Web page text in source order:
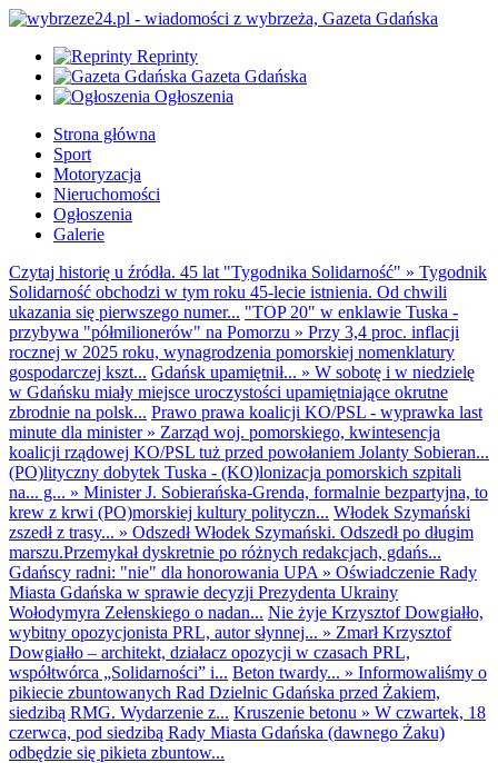
Reprinty
Gazeta Gdańska
Ogłoszenia
Strona główna
Sport
Motoryzacja
Nieruchomości
Ogłoszenia
Galerie
Czytaj historię u źródła. 45 lat "Tygodnika Solidarność" » Tygodnik
Solidarność obchodzi w tym roku 45-lecie istnienia. Od chwili
ukazania się pierwszego numer... "TOP 20" w enklawie Tuska -
przybywa "półmilionerów" na Pomorzu » Przy 3,4 proc. inflacji
rocznej w 2025 roku, wynagrodzenia pomorskiej nomenklatury
gospodarczej kszt... Gdańsk upamiętnił... » W sobotę i w niedzielę
w Gdańsku miały miejsce uroczystości upamiętniające okrutne
zbrodnie na polsk... Prawo prawa koalicji KO/PSL - wyprawka last
minute dla minister» Zarząd woj. pomorskiego, kwintesencja
koalicji rządowej KO/PSL tuż przed powołaniem Jolanty Sobieran...
(PO)lityczny dobytek Tuska - (KO)lonizacja pomorskich szpitali
na... g... » Minister J. Sobierańska-Grenda, formalnie bezpartyjna, to
krew z krwi (PO)morskiej kultury polityczn... Włodek Szymański
zszedł z trasy... » Odszedł Włodek Szymański. Odszedł po długim
marszu.Przemykał dyskretnie po różnych redakcjach, gdańs...
Gdańscy radni: "nie" dla honorowania UPA » Oświadczenie Rady
Miasta Gdańska w sprawie decyzji Prezydenta Ukrainy
Wołodymyra Zełenskiego o nadan... Nie żyje Krzysztof Dowgiałło,
wybitny opozycjonista PRL, autor słynnej... » Zmarł Krzysztof
Dowgiałło – architekt, działacz opozycji w czasach PRL,
współtwórca „Solidarności” i... Beton twardy... » Informowaliśmy o
pikiecie zbuntowanych Rad Dzielnic Gdańska przed Żakiem,
siedzibą RMG. Wydarzenie z... Kruszenie betonu » W czwartek, 18
czerwca, pod siedzibą Rady Miasta Gdańska (dawnego Żaku)
odbędzie się pikieta zbuntow...